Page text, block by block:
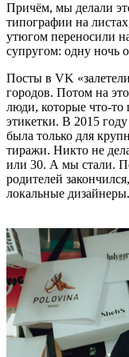
Причём, мы делали
типографии на
утюгом переносили
супругом: одну ночь
Посты в VK
городов. Потом на
люди, которые что-
этикетки. В 2015
была только для
тиражи. Никто не
или 30. А мы стали.
родителей
локальные дизайнеры.